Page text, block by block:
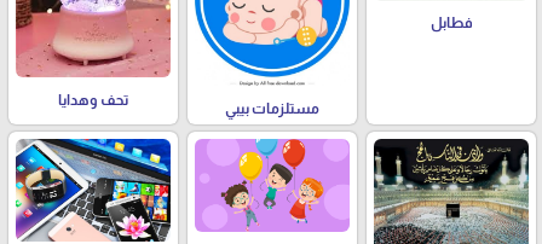
فطابل
مستلزمات بيبي
تحف وهدايا